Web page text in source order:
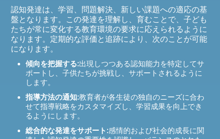
認知発達は、学習、問題解決、新しい課題への適応の基
盤となります。この発達を理解し、育むことで、子ども
たちが常に変化する教育環境の要求に応えられるように
なります。定期的な評価と追跡により、次のことが可能
になります。
傾向を把握する:出現しつつある認知能力を特定してサ
ポートし、子供たちが挑戦し、サポートされるように
します。
指導方法の通知:教育者が各生徒の独自のニーズに合わ
せて指導戦略をカスタマイズし、学習成果を向上でき
るようにします。
総合的な発達をサポート:感情的および社会的成長に関